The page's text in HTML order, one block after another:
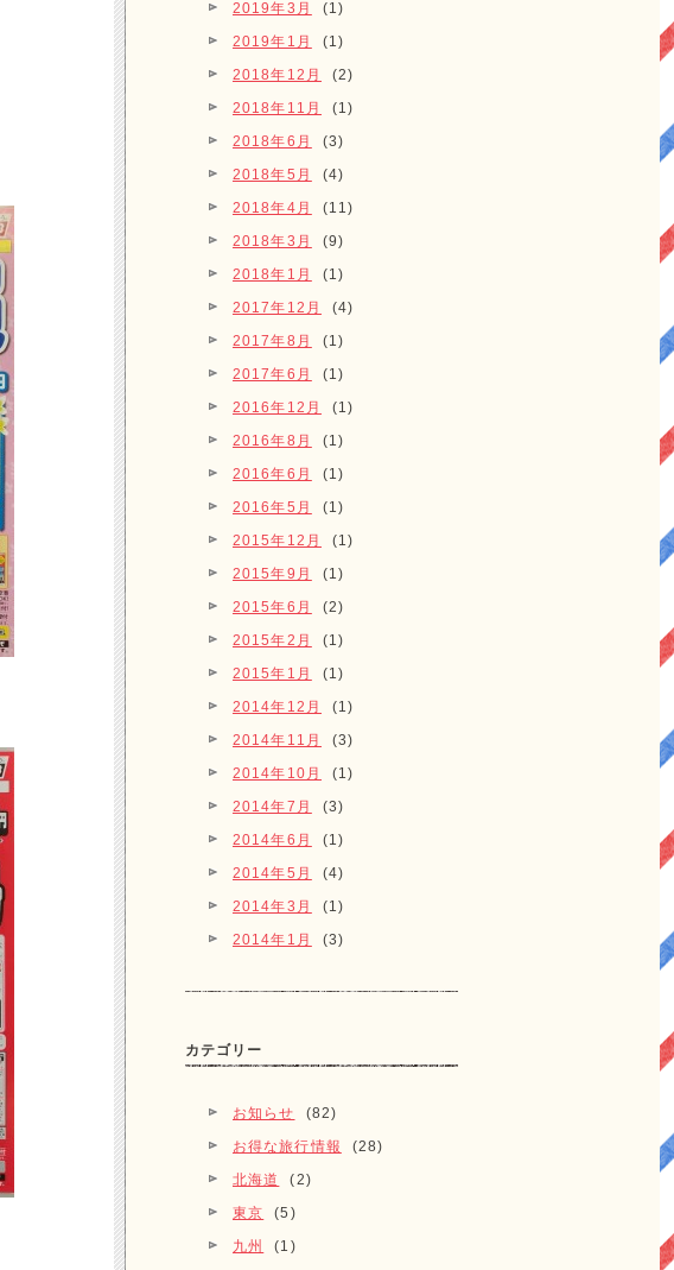
2019年3月
(1)
2019年1月
(1)
2018年12月
(2)
2018年11月
(1)
2018年6月
(3)
2018年5月
(4)
2018年4月
(11)
2018年3月
(9)
2018年1月
(1)
2017年12月
(4)
2017年8月
(1)
2017年6月
(1)
2016年12月
(1)
2016年8月
(1)
2016年6月
(1)
2016年5月
(1)
2015年12月
(1)
2015年9月
(1)
2015年6月
(2)
2015年2月
(1)
2015年1月
(1)
2014年12月
(1)
2014年11月
(3)
2014年10月
(1)
2014年7月
(3)
2014年6月
(1)
2014年5月
(4)
2014年3月
(1)
2014年1月
(3)
カテゴリー
お知らせ
(82)
お得な旅行情報
(28)
北海道
(2)
東京
(5)
九州
(1)